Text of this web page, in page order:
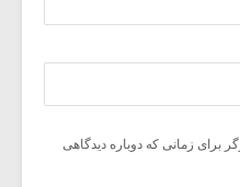
برای زمانی که دوباره دیدگاهی